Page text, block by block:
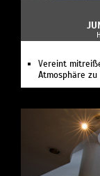
Vereint
Atmosphäre